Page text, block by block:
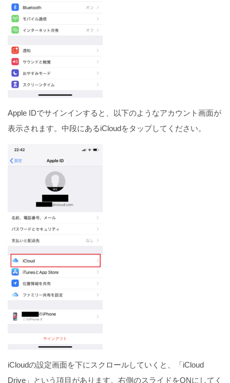
Apple IDでサインインすると、以下のようなアカウント画面が
表示されます。中段にあるiCloudをタップしてください。
iCloudの設定画面を下にスクロールしていくと、「iCloud
Drive」という項目があります。右側のスライドをONにしてく